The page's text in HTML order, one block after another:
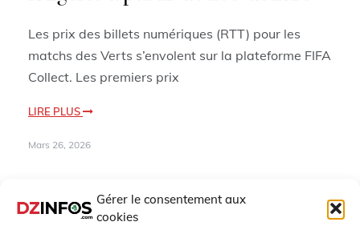
Gérer le consentement aux
cookies
Les prix des billets numériques (RTT) pour les
matchs des Verts s’envolent sur la plateforme FIFA
Collect. Les premiers prix
LIRE PLUS
Mars 26, 2026